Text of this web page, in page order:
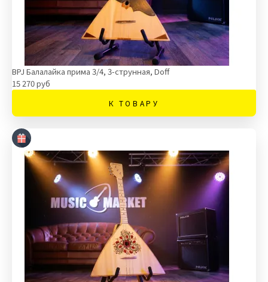
BPJ Балалайка прима 3/4, 3-струнная, Doff
15 270 руб
К ТОВАРУ